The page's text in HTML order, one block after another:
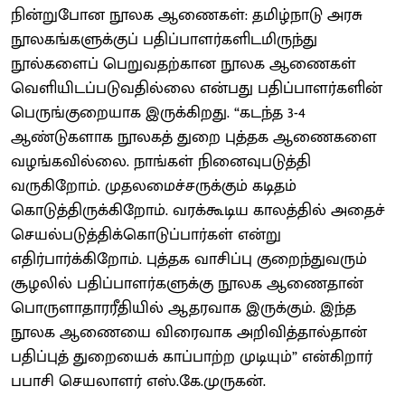
நின்றுபோன நூலக ஆணைகள்: தமிழ்நாடு அரசு
நூலகங்களுக்குப் பதிப்பாளர்களிடமிருந்து
நூல்களைப் பெறுவதற்கான நூலக ஆணைகள்
வெளியிடப்படுவதில்லை என்பது பதிப்பாளர்களின்
பெருங்குறையாக இருக்கிறது. “கடந்த 3-4
ஆண்டுகளாக நூலகத் துறை புத்தக ஆணைகளை
வழங்கவில்லை. நாங்கள் நினைவுபடுத்தி
வருகிறோம். முதலமைச்சருக்கும் கடிதம்
கொடுத்திருக்கிறோம். வரக்கூடிய காலத்தில் அதைச்
செயல்படுத்திக்கொடுப்பார்கள் என்று
எதிர்பார்க்கிறோம். புத்தக வாசிப்பு குறைந்துவரும்
சூழலில் பதிப்பாளர்களுக்கு நூலக ஆணைதான்
பொருளாதாரரீதியில் ஆதரவாக இருக்கும். இந்த
நூலக ஆணையை விரைவாக அறிவித்தால்தான்
பதிப்புத் துறையைக் காப்பாற்ற முடியும்” என்கிறார்
பபாசி செயலாளர் எஸ்.கே.முருகன்.